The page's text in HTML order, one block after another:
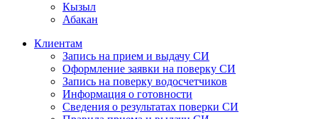
Кызыл
Абакан
Клиентам
Запись на прием и выдачу СИ
Оформление заявки на поверку СИ
Запись на поверку водосчетчиков
Информация о готовности
Сведения о результатах поверки СИ